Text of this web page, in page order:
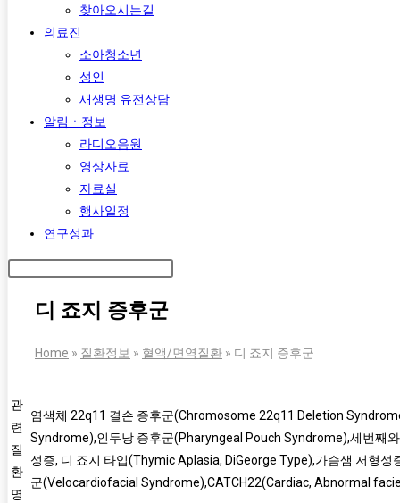
찾아오시는길
의료진
소아청소년
성인
새생명 유전상담
알림ㆍ정보
라디오음원
영상자료
자료실
행사일정
연구성과
디 죠지 증후군
Home » 질환정보 » 혈액/면역질환 » 디 죠지 증후군
관
련
질
환
명
염색체 22q11 결손 증후군(Chromosome 22q11 Deletion
Syndrome),인두낭 증후군(Pharyngeal Pouch Syndrome),세번째
성증, 디 죠지 타입(Thymic Aplasia, DiGeorge Type),가슴샘 저형
군(Velocardiofacial Syndrome),CATCH22(Cardiac, Abnormal